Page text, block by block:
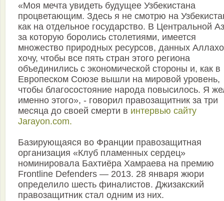
«Моя мечта увидеть будущее Узбекистана
процветающим. Здесь я не смотрю на
как на отдельное государство. В Центральной
за которую боролись столетиями, имеется
множество природных ресурсов, данных
хочу, чтобы все пять стран этого региона
объединились с экономической стороны и, как в
Европеском Союзе вышли на мировой уровень,
чтобы благосостояние народа повысилось. Я
именно этого», - говорил правозащитник за три
месяца до своей смерти в интервью сайту
Jarayon.com.
Базирующаяся во Франции правозащитная
организация «Клуб пламенных сердец»
номинировала Бахтиёра Хамраева на премию
Frontline Defenders — 2013. 28 января жюри
определило шесть финалистов. Джизакский
правозащитник стал одним из них.